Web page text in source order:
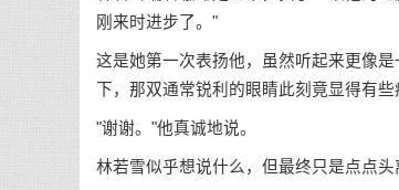
刚来时进步了。"
这是她第一次表扬他，虽然听起来更像
下，那双通常锐利的眼睛此刻竟显得有些
"谢谢。"他真诚地说。
林若雪似乎想说什么，但最终只是点点